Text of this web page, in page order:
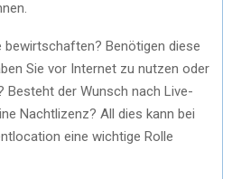
bewirtschaften? Benötigen diese
Sie vor Internet zu nutzen oder
Besteht der Wunsch nach Live-
Nachtlizenz? All dies kann bei
eine wichtige Rolle